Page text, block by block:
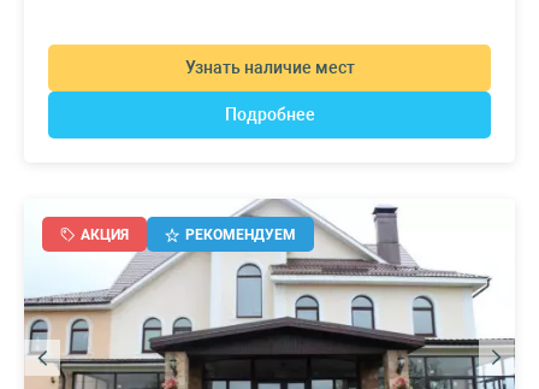
Узнать наличие мест
Подробнее
АКЦИЯ РЕКОМЕНДУЕМ